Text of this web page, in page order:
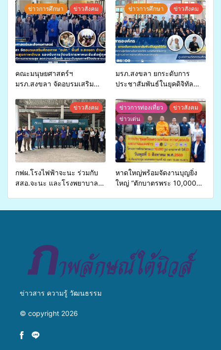
ข่าวการศึกษา ข่าวสังคม
คณะมนุษยศาสตร์ฯ
มรภ.สงขลา จัดอบรมเสริม
จ่ายงบกองทุนสุขภาพตำบล
รองรับการจัดบริการพาหนะรับ
ส่งผู้ทุพพลภาพเพื่อเข้ารับ
บริการสาธารณสุข ลดความ
เหลื่อมล้ำ ยกระดับคุณภาพ
ชีวิตประชาชนอย่างยั่งยืน
ข่าวการศึกษา ข่าวสังคม
มรภ.สงขลา ยกระดับการ
ประชาสัมพันธ์ในยุคดิจิทัล
ข่ายสื่อสารองค์กร ระดมสมอง
วางแนวทางการทำงาน ปูทาง
สู่การสร้างภาพลักษณ์ที่ดีของ
มหาวิทยาลัย
ข่าวสังคม
กฟผ.โรงไฟฟ้าจะนะ ร่วมกับ
สสอ.จะนะ และโรงพยาบาล
ข่าวการท่องเที่ยว
ข่าวสังคม
ข่าวเด่น
หาดใหญ่พร้อมจัดงานบุญยิ่ง
ใหญ่ “ตักบาตรพระ 10,000
ข่าวสาร ความรู้ วัฒนธรรม
© copyright 2026